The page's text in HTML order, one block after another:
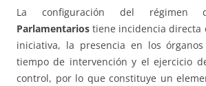
La configuración del
Parlamentarios tiene incidencia directa
iniciativa, la presencia en los
tiempo de intervención y el ejercicio
control, por lo que constituye un